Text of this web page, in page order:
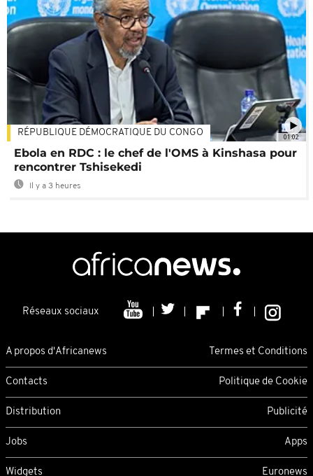
01:02
RÉPUBLIQUE DÉMOCRATIQUE DU CONGO
Ebola en RDC : le chef de l'OMS à Kinshasa pour
rencontrer Tshisekedi
Il y a 3 heures
Réseaux sociaux
A propos d'Africanews Termes et Conditions
Contacts Politique de Cookie
Distribution Publicité
Jobs Apps
Widgets Euronews